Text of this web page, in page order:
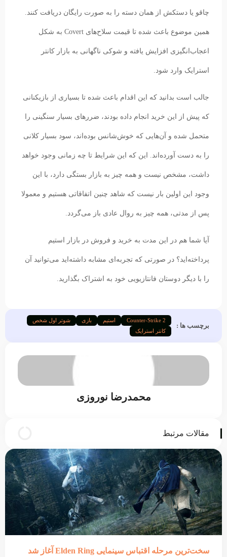
چاقو یا دستکش از همان دسته را به صورت رایگان دریافت کنند.
همین موضوع باعث شده تا قیمت سلاح‌های Covert به شکل
اعجاب‌انگیزی افزایش یافته و شوکی ناگهانی به بازار کانتر
استرایک وارد شود.
جالب است بدانید که این اقدام باعث شده تا بسیاری از بازیکنانی
که پیش از این خرید‌ انجام داده‌ بودند، ضررهای بسیار سنگینی را
متحمل شده و آن‌هایی که خوش‌شانس بوده‌اند،‌ سود بسیار کلانی
را به دست آورده‌اند. این که این شرایط تا چه زمانی وجود خواهد
داشت، مشخص نیست و همه چیز به بازار بستگی دارد، با این
وجود این اولین بار نیست که شاهد چنین اتفاقاتی هستیم و معمولا
پس از مدتی، همه چیز به روال عادی باز می‌گردد.
آیا شما هم در این مدت به خرید و فروش در بازار استیم
پرداخته‌اید؟ در صورتی که تجربه‌ای مشابه داشته‌اید می‌توانید آن
را با دیگر دوستان فانتازیویی خود به اشتراک بگذارید.
برچسب ها :
Counter-Strike 2 استیم بازی
شوتر اول شخص
کانتر استرایک
محمدرضا نوروزی
مقالات مرتبط
سخت‌ترین مرحله اقتباس سینمایی Elden Ring آغاز شد